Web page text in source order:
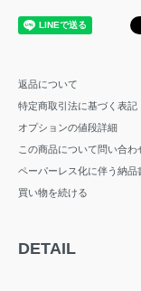
返品について
特定商取引法に基づく表記
オプションの値段詳細
この商品について問い合わ
ペーパーレス化に伴う納品
買い物を続ける
DETAIL